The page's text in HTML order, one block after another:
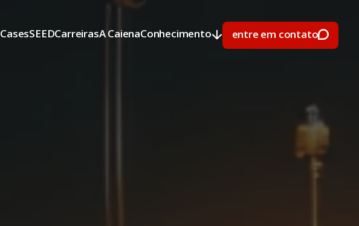
CasesSEEDCarreirasA CaienaConhecimento
entre em contato
entre em contato